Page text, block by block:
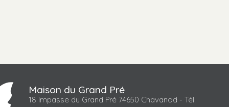
Maison du Grand Pré
18 Impasse du Grand Pré 74650 Chavanod - Tél.